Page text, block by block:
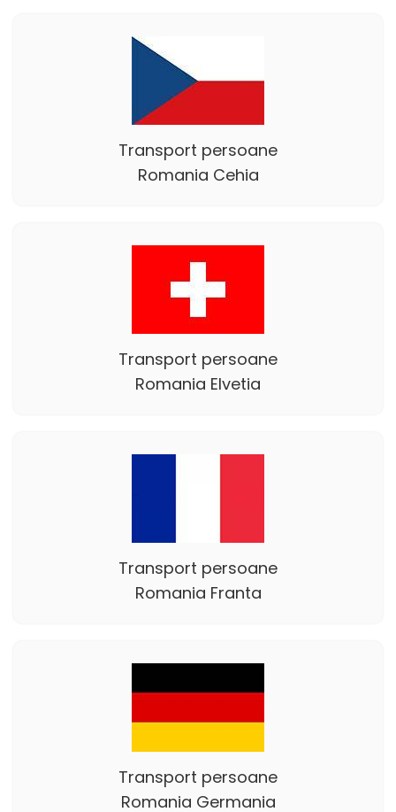
Transport persoane
Romania Cehia
Transport persoane
Romania Elvetia
Transport persoane
Romania Franta
Transport persoane
Romania Germania